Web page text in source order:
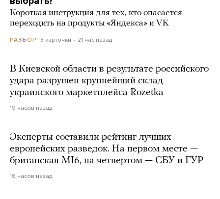
Короткая инструкция для тех, кто опасается
переходить на продукты «Яндекса» и VK
РАЗБОР 3 карточки 21 час назад
В Киевской области в результате российского
удара разрушен крупнейший склад
украинского маркетплейса Rozetka
19 часов назад
Эксперты составили рейтинг лучших
европейских разведок. На первом месте —
британская MI6, на четвертом — СБУ и ГУР
16 часов назад